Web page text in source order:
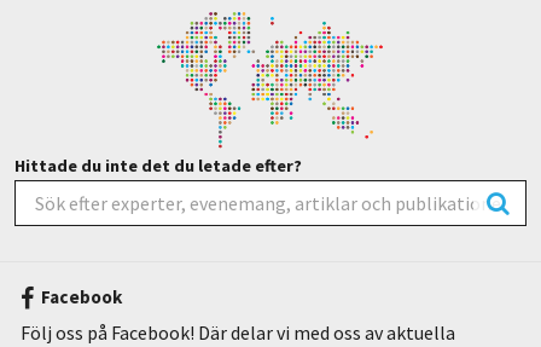
Hittade du inte det du letade efter?
Facebook
Följ oss på Facebook! Där delar vi med oss av aktuella